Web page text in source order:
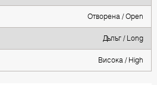
Oтворена / Open
Дълъг / Long
Висока / High